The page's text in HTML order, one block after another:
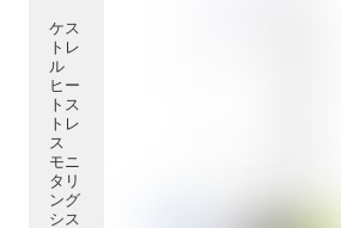
ケス
トレ
ル
ヒー
トス
トレ
ス
モニ
タリ
ング
シス